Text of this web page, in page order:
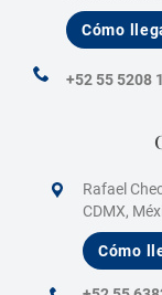
Cómo
+52 55 5208
Rafael
CDMX,
Cómo